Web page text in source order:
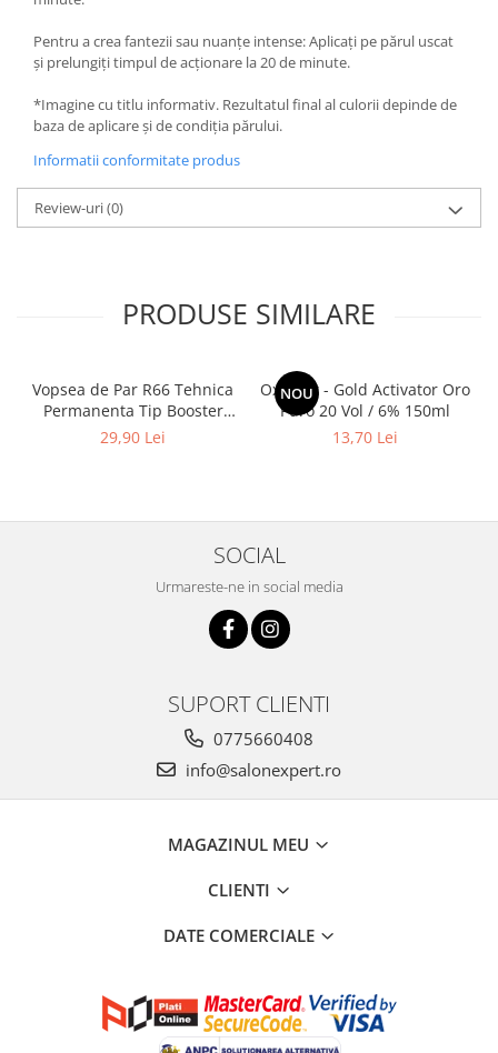
Pentru a crea fantezii sau nuanțe intense: Aplicați pe părul uscat
și prelungiți timpul de acționare la 20 de minute.
*Imagine cu titlu informativ. Rezultatul final al culorii depinde de
baza de aplicare și de condiția părului.
Informatii conformitate produs
Review-uri(0)
PRODUSE SIMILARE
Vopsea de Par R66 Tehnica
Permanenta Tip Booster
Rosu - Fanola Color Cream
29,90 Lei
NOU
Oxidant - Gold Activator Oro
Puro 20 Vol / 6% 150ml
13,70 Lei
SOCIAL
Urmareste-ne in social media
SUPORT CLIENTI
0775660408
info@salonexpert.ro
MAGAZINUL MEU
CLIENTI
DATE COMERCIALE